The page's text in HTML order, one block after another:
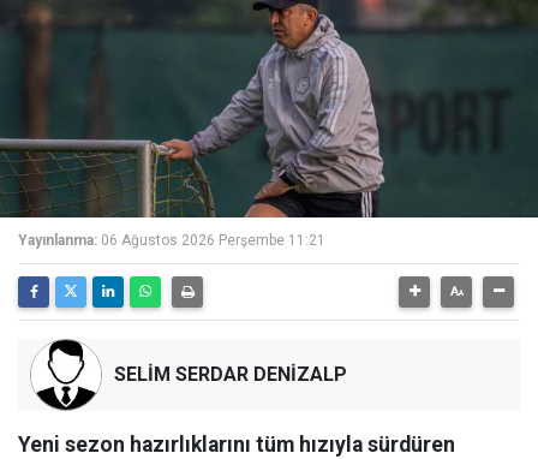
Yayınlanma: 06 Ağustos 2026 Perşembe 11:21
SELİM SERDAR DENİZALP
Yeni sezon hazırlıklarını tüm hızıyla sürdüren